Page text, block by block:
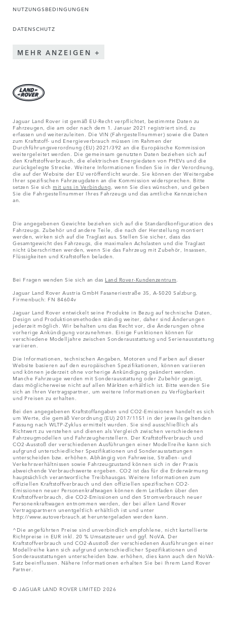
NUTZUNGSBEDINGUNGEN
DATENSCHUTZ
MEHR ANZEIGEN
Jaguar Land Rover ist gemäß EU-Recht verpflichtet, bestimmte Daten zu
Fahrzeugen, die am oder nach dem 1. Januar 2021 registriert sind, zu
erfassen und weiterzuleiten. Die VIN (Fahrgestellnummer) sowie die Daten
zum Kraftstoff- und Energieverbrauch müssen im Rahmen der
Durchführungsverordnung (EU) 2021/392 an die Europäische Kommission
weitergeleitet werden. Die gemeinsam genutzten Daten beziehen sich auf
den Kraftstoffverbrauch, die elektrischen Energiedaten von PHEVs und die
zurückgelegte Strecke. Weitere Informationen finden Sie in der Verordnung,
die auf der Website der EU veröffentlicht wurde. Sie können der Weitergabe
Ihrer spezifischen Fahrzeugdaten an die Kommission widersprechen. Bitte
setzen Sie sich mit uns in Verbindung , wenn Sie dies wünschen, und geben
Sie die Fahrgestellnummer Ihres Fahrzeugs und das amtliche Kennzeichen
an.
Die angegebenen Gewichte beziehen sich auf die Standardkonfiguration des
Fahrzeugs. Zubehör und andere Teile, die nach der Herstellung montiert
werden, wirken sich auf die Traglast aus. Stellen Sie sicher, dass das
Gesamtgewicht des Fahrzeugs, die maximalen Achslasten und die Traglast
nicht überschritten werden, wenn Sie das Fahrzeug mit Zubehör, Insassen,
Flüssigkeiten und Kraftstoffen beladen.
Bei Fragen wenden Sie sich an das Land Rover-Kundenzentrum
Jaguar Land Rover Austria GmbH Fasaneriestraße 35, A-5020 Salzburg,
Firmenbuch: FN 84604v
Jaguar Land Rover entwickelt seine Produkte in Bezug auf technische Daten,
Design und Produktionsmethoden ständig weiter, daher sind Änderungen
jederzeit möglich. Wir behalten uns das Recht vor, die Änderungen ohne
vorherige Ankündigung vorzunehmen. Einige Funktionen können für
verschiedene Modelljahre zwischen Sonderausstattung und Serienausstattung
variieren.
Die Informationen, technischen Angaben, Motoren und Farben auf dieser
Website basieren auf den europäischen Spezifikationen, können variieren
und können jederzeit ohne vorherige Ankündigung geändert werden.
Manche Fahrzeuge werden mit Sonderausstattung oder Zubehör gezeigt,
dass möglicherweise nicht auf allen Märkten erhältlich ist. Bitte wenden Sie
sich an Ihren Vertragspartner, um weitere Informationen zu Verfügbarkeit
und Preisen zu erhalten.
Bei den angegebenen Kraftstoffangaben und CO2-Emissionen handelt es sich
um Werte, die gemäß Verordnung (EU) 2017/1151 in der jeweils geltenden
Fassung nach WLTP-Zyklus ermittelt wurden. Sie sind ausschließlich als
Richtwert zu verstehen und dienen als Vergleich zwischen verschiedenen
Fahrzeugmodellen und Fahrzeugherstellern. Der Kraftstoffverbrauch und
CO2-Ausstoß der verschiedenen Ausführungen einer Modellreihe kann sich
aufgrund unterschiedlicher Spezifikationen und Sonderausstattungen
unterscheiden bzw. erhöhen. Abhängig von Fahrweise, Straßen- und
Verkehrsverhältnissen sowie Fahrzeugzustand können sich in der Praxis
abweichende Verbrauchswerte ergeben. CO2 ist das für die Erderwärmung
hauptsächlich verantwortliche Treibhausgas. Weitere Informationen zum
offiziellen Kraftstoffverbrauch und den offiziellen spezifischen CO2-
Emissionen neuer Personenkraftwagen können dem Leitfaden über den
Kraftstoffverbrauch, die CO2-Emissionen und den Stromverbrauch neuer
Personenkraftwagen entnommen werden, der bei allen Land Rover
Vertragspartnern unentgeltlich erhältlich ist und unter
http://www.autoverbrauch.at heruntergeladen werden kann.
^Die angeführten Preise sind unverbindlich empfohlene, nicht kartellierte
Richtpreise in EUR inkl. 20 % Umsatzsteuer und ggf. NoVA. Der
Kraftstoffverbrauch und CO2-Ausstoß der verschiedenen Ausführungen einer
Modellreihe kann sich aufgrund unterschiedlicher Spezifikationen und
Sonderausstattungen unterscheiden bzw. erhöhen, dies kann auch den NoVA-
Satz beeinflussen. Nähere Informationen erhalten Sie bei Ihrem Land Rover
Partner.
© JAGUAR LAND ROVER LIMITED 2026